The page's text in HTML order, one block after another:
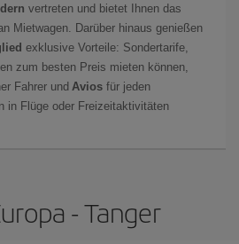
vertreten und bietet Ihnen das
Mietwagen. Darüber hinaus genießen
exklusive Vorteile: Sondertarife,
zum besten Preis mieten können,
Fahrer und Avios für jeden
in Flüge oder Freizeitaktivitäten
- Tanger